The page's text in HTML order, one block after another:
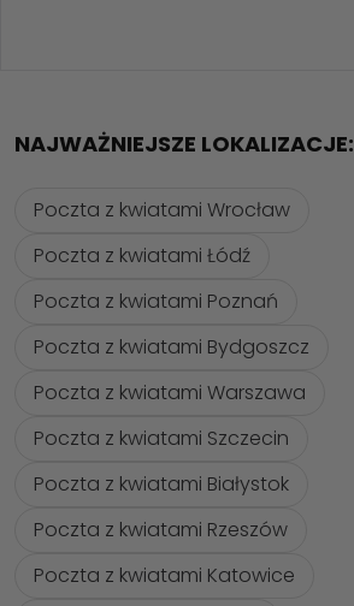
NAJWAŻNIEJSZE LOKALIZACJE:
Poczta z kwiatami Wrocław
Poczta z kwiatami Łódź
Poczta z kwiatami Poznań
Poczta z kwiatami Bydgoszcz
Poczta z kwiatami Warszawa
Poczta z kwiatami Szczecin
Poczta z kwiatami Białystok
Poczta z kwiatami Rzeszów
Poczta z kwiatami Katowice